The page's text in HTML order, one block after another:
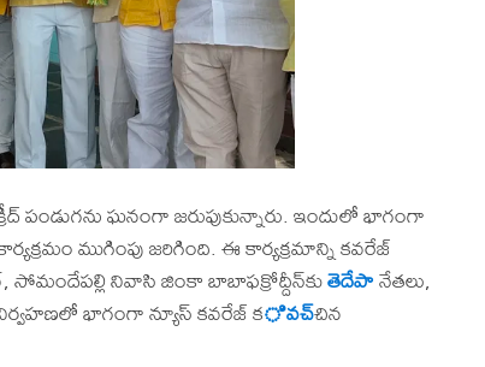
పండుగను ఘనంగా జరుపుకున్నారు. ఇందులో భాగంగా
ముగింపు జరిగింది. ఈ కార్యక్రమాన్ని కవరేజ్
నివాసి జింకా బాబాఫక్రోద్దీన్‌కుతెదేపానేతలు,
నిర్వహణలో భాగంగా న్యూస్ కవరేజ్ కి వచ్చిన